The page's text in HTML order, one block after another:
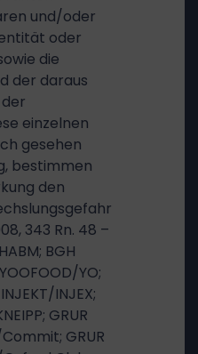
und/oder
oder
die
der daraus
einzelnen
gesehen
bestimmen
den
343 Rn. 48 –
BGH
YO;
INJEX;
GRUR
GRUR